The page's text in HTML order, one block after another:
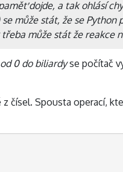
dojde, a tak ohlásí
může stát, že se
může stát že reakce
0 do biliardyse počítač
čísel. Spousta operací,